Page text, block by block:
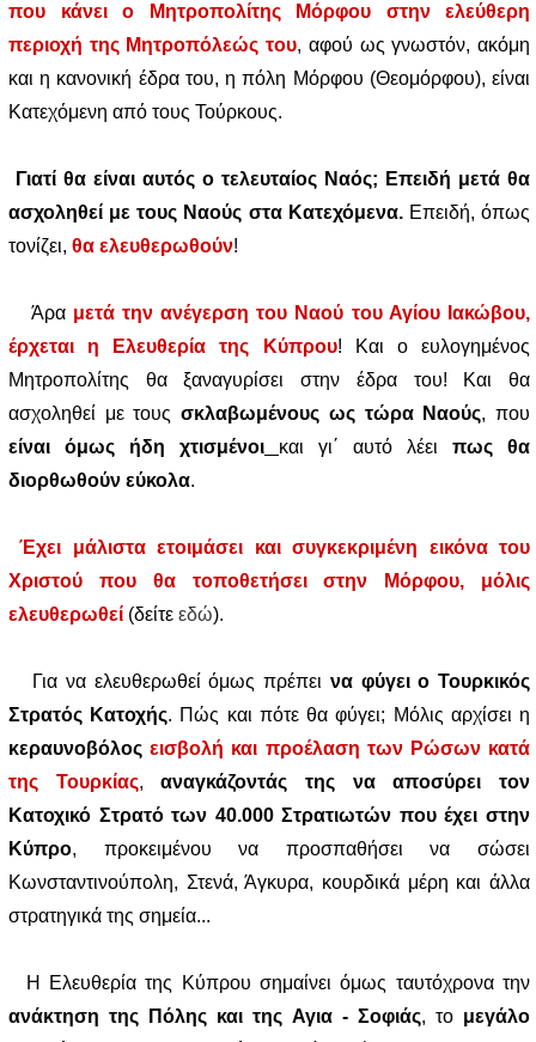
που κάνει ο Μητροπολίτης Μόρφου στην ελεύθερη
περιοχή της Μητροπόλεώς του, αφού ως γνωστόν, ακόμη
και η κανονική έδρα του, η πόλη Μόρφου (Θεομόρφου), είναι
Κατεχόμενη από τους Τούρκους.
Γιατί θα είναι αυτός ο τελευταίος Ναός; Επειδή μετά θα
ασχοληθεί με τους Ναούς στα Κατεχόμενα. Επειδή, όπως
τονίζει, θα ελευθερωθούν!
Άρα μετά την ανέγερση του Ναού του Αγίου Ιακώβου,
έρχεται η Ελευθερία της Κύπρου! Και ο ευλογημένος
Μητροπολίτης θα ξαναγυρίσει στην έδρα του! Και θα
ασχοληθεί με τουςσκλαβωμένους ως τώρα Ναούς, που
είναι όμως ήδη χτισμένοι
και γι΄ αυτό λέει πως θα
διορθωθούν εύκολα.
Έχει μάλιστα ετοιμάσει και συγκεκριμένη εικόνα του
Χριστού που θα τοποθετήσει στην Μόρφου, μόλις
ελευθερωθεί (δείτε εδώ).
Για να ελευθερωθεί όμως πρέπει να φύγει ο Τουρκικός
Στρατός Κατοχής. Πώς και πότε θα φύγει; Μόλις αρχίσει η
κεραυνοβόλοςεισβολή και προέλαση των Ρώσων κατά
της Τουρκίας,αναγκάζοντάς της να αποσύρει τον
Κατοχικό Στρατό των 40.000 Στρατιωτών που έχει στην
Κύπρο, προκειμένου να προσπαθήσει να σώσει
Κωνσταντινούπολη, Στενά, Άγκυρα, κουρδικά μέρη και άλλα
στρατηγικά της σημεία...
Η Ελευθερία της Κύπρου σημαίνει όμως ταυτόχρονα την
ανάκτηση της Πόλης και της Αγια - Σοφιάς, τομεγάλο